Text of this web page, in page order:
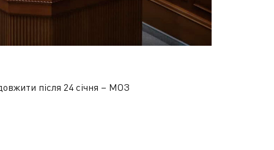
після 24 січня – МОЗ